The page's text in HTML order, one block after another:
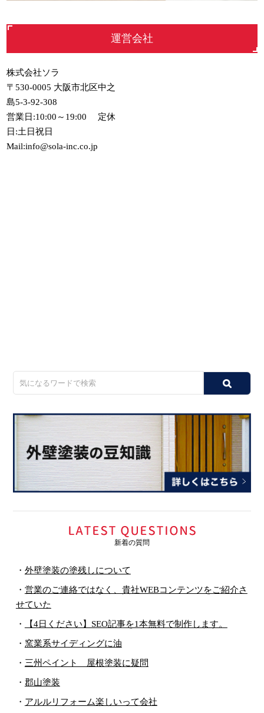
運営会社
株式会社ソラ
〒530-0005 大阪市北区中之
島5-3-92-308
営業日:10:00～19:00 定休
日:土日祝日
Mail:info@sola-inc.co.jp
新着の質問
・ 外壁塗装の塗残しについて
・ 営業のご連絡ではなく、貴社WEBコンテンツをご紹介さ
せていた
・
【4日ください】SEO記事を1本無料で制作します。
・ 窯業系サイディングに油
・ 三州ペイント 屋根塗装に疑問
・ 郡山塗装
・ アルルリフォーム楽しいって会社